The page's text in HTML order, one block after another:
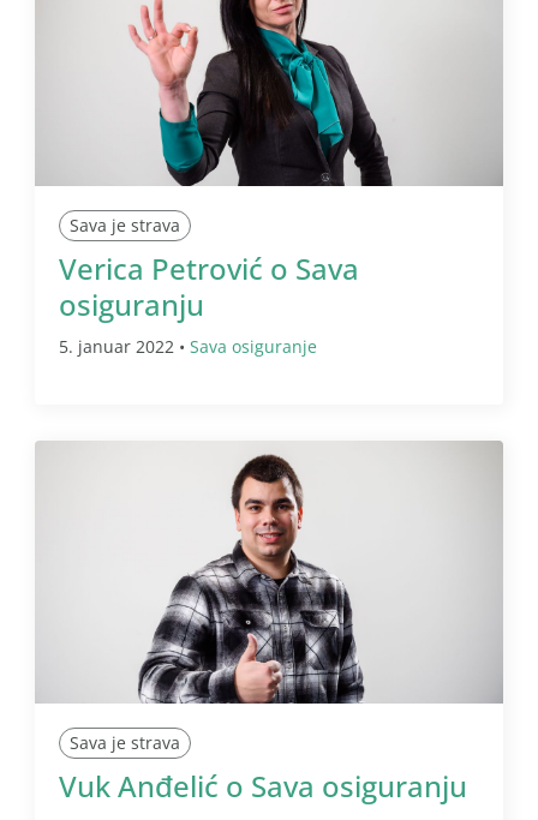
Sava je strava
Verica Petrović o Sava
osiguranju
5. januar 2022 • Sava osiguranje
Sava je strava
Vuk Anđelić o Sava osiguranju